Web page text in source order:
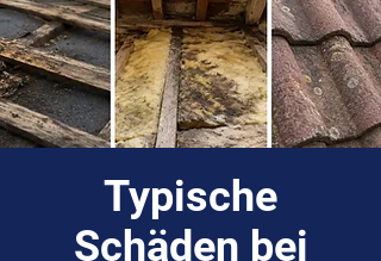
Typische
Schäden bei